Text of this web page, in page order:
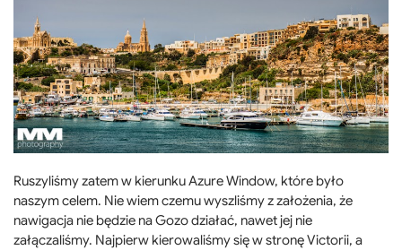
Ruszyliśmy zatem w kierunku Azure Window, które było
naszym celem. Nie wiem czemu wyszliśmy z założenia, że
nawigacja nie będzie na Gozo działać, nawet jej nie
załączaliśmy. Najpierw kierowaliśmy się w stronę Victorii, a